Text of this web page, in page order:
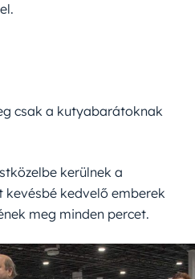
csak a kutyabarátoknak
kerülnek a
kedvelő emberek
meg minden percet.